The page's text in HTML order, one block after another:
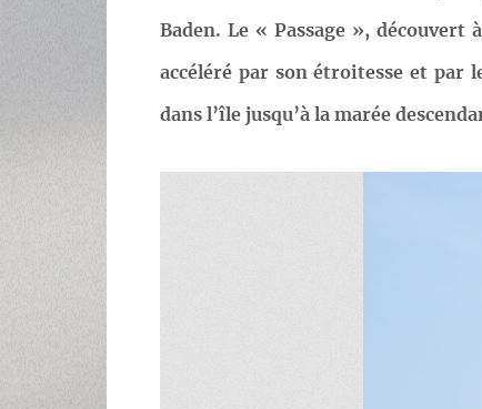
Baden. Le « Passage »,
accéléré par son étroitesse et par
dans l’île jusqu’à la marée